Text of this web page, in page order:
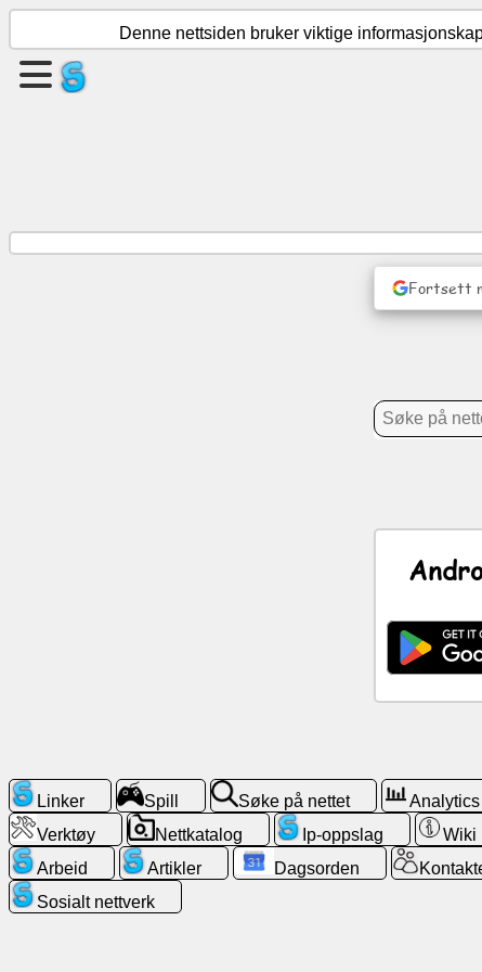
Opprett
Kontakter
Spill
Søke
på
Denne nettsiden bruker viktige
Fortsett
Linker Spill Søke på nettet Analytics
Verktøy
Nettkatalog Ip-oppslag Wiki
Arbeid
Artikler Dagsorden
Sosialt nettverk